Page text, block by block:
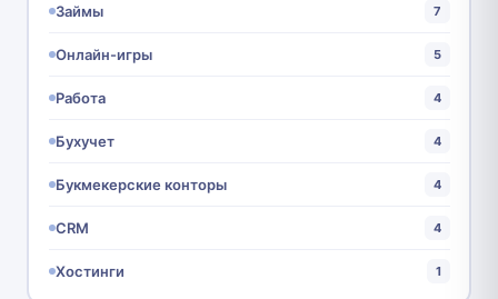
Займы 7
Онлайн-игры 5
Работа 4
Бухучет 4
Букмекерские конторы 4
CRM 4
Хостинги 1